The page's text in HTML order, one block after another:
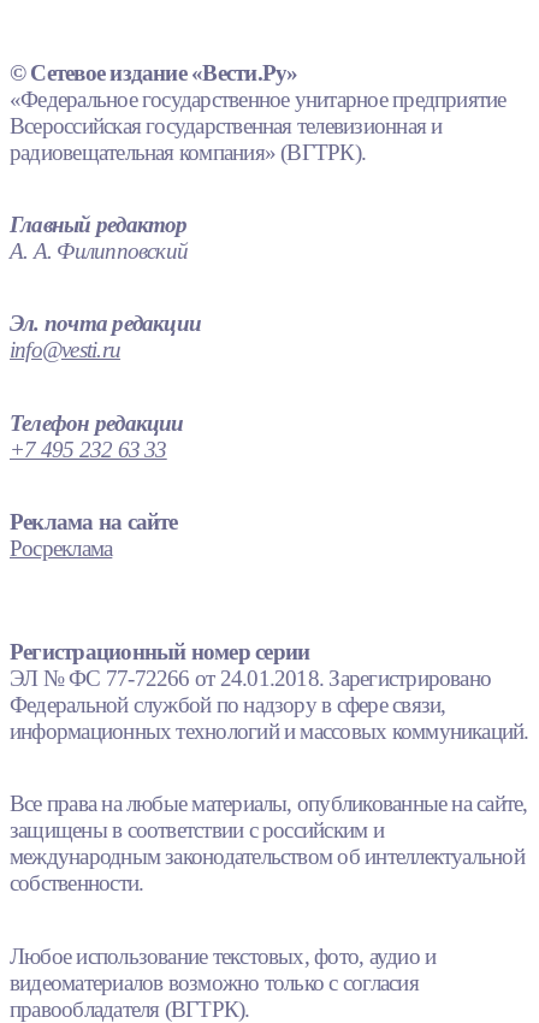
© Сетевое издание «Вести.Ру»
«Федеральное государственное унитарное предприятие
Всероссийская государственная телевизионная и
радиовещательная компания» (ВГТРК).
Главный редактор
А. А. Филипповский
Эл. почта редакции
info@vesti.ru
Телефон редакции
+7 495 232 63 33
Реклама на сайте
Росреклама
Регистрационный номер серии
ЭЛ № ФС 77-72266 от 24.01.2018. Зарегистрировано
Федеральной службой по надзору в сфере связи,
информационных технологий и массовых коммуникаций.
Все права на любые материалы, опубликованные на сайте,
защищены в соответствии с российским и
международным законодательством об интеллектуальной
собственности.
Любое использование текстовых, фото, аудио и
видеоматериалов возможно только с согласия
правообладателя (ВГТРК).